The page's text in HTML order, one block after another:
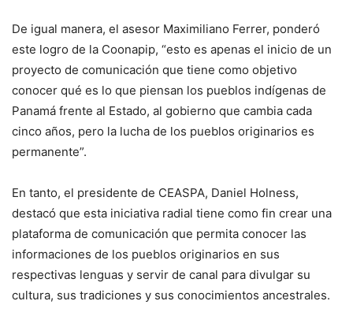
De igual manera, el asesor Maximiliano Ferrer, ponderó
este logro de la Coonapip, “esto es apenas el inicio de un
proyecto de comunicación que tiene como objetivo
conocer qué es lo que piensan los pueblos indígenas de
Panamá frente al Estado, al gobierno que cambia cada
cinco años, pero la lucha de los pueblos originarios es
permanente”.
En tanto, el presidente de CEASPA, Daniel Holness,
destacó que esta iniciativa radial tiene como fin crear una
plataforma de comunicación que permita conocer las
informaciones de los pueblos originarios en sus
respectivas lenguas y servir de canal para divulgar su
cultura, sus tradiciones y sus conocimientos ancestrales.